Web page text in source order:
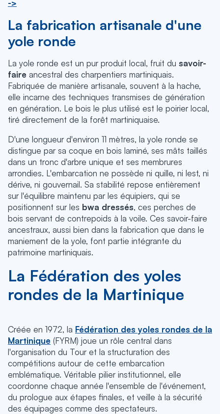
->
La fabrication artisanale d'une
yole ronde
La yole ronde est un pur produit local, fruit du savoir-
faire ancestral des charpentiers martiniquais.
Fabriquée de manière artisanale, souvent à la hache,
elle incarne des techniques transmises de génération
en génération. Le bois le plus utilisé est le poirier local,
tiré directement de la forêt martiniquaise.
D'une longueur d'environ 11 mètres, la yole ronde se
distingue par sa coque en bois laminé, ses mâts taillés
dans un tronc d'arbre unique et ses membrures
arrondies. L'embarcation ne possède ni quille, ni lest, ni
dérive, ni gouvernail. Sa stabilité repose entièrement
sur l'équilibre maintenu par les équipiers, qui se
positionnent sur les bwa dressés, ces perches de
bois servant de contrepoids à la voile. Ces savoir-faire
ancestraux, aussi bien dans la fabrication que dans le
maniement de la yole, font partie intégrante du
patrimoine martiniquais.
La Fédération des yoles
rondes de la Martinique
Créée en 1972, la Fédération des yoles rondes de la
Martinique (FYRM) joue un rôle central dans
l'organisation du Tour et la structuration des
compétitions autour de cette embarcation
emblématique. Véritable pilier institutionnel, elle
coordonne chaque année l'ensemble de l'événement,
du prologue aux étapes finales, et veille à la sécurité
des équipages comme des spectateurs.